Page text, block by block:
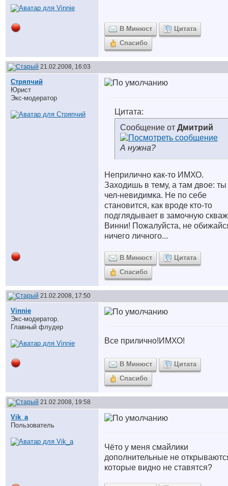
В Минюст
Цитата
Спасибо
21.02.2008, 16:03
Стряпчий
Юрист
Экс-модератор
Цитата:
Сообщение от Дмитрий
А нужна?
Неприлично как-то ИМХО.
Заходишь в тему, а там двое: ты
чел-невидимка. Не по себе
становится, как вроде кто-то
подглядывает в замочную
Винни! Пожалуйста, не
ничего личного...
В Минюст
Цитата
Спасибо
21.02.2008, 17:50
Vinnie
Экс-модератор.
Главный флудер
Все прилично!ИМХО!
В Минюст
Цитата
Спасибо
21.02.2008, 19:58
Vik_a
Пользователь
Чёто у меня смайлики
дополнительные не
которые видно не ставятся?